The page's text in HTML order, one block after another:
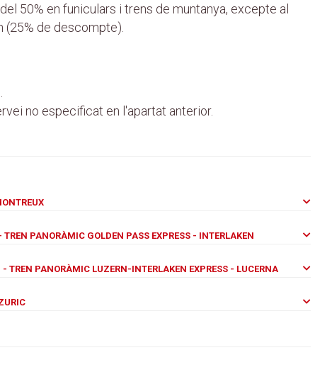
50% en funiculars i trens de muntanya, excepte al
(25% de descompte).
no especificat en l'apartat anterior.
PANORÀMIC GOLDEN PASS EXPRESS - INTERLAKEN
TREN PANORÀMIC LUZERN-INTERLAKEN EXPRESS - LUCERNA